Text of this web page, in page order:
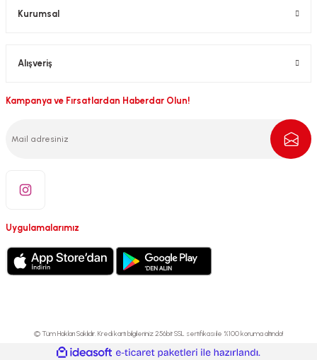
Kurumsal
Alışveriş
Kampanya ve Fırsatlardan Haberdar Olun!
Uygulamalarımız
© Tüm Hakları Saklıdır. Kredi kartı bilgileriniz 256bit SSL sertifikası ile %100 koruma altında!
ideasoft
e-